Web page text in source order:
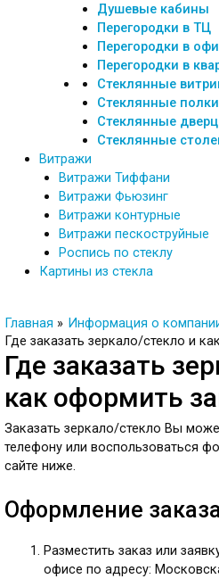
Душевые кабины
Перегородки в ТЦ
Перегородки в
Перегородки в
Стеклянные
Стеклянные полки
Стеклянные
Стеклянные
Витражи
Витражи Тиффани
Витражи Фьюзинг
Витражи контурные
Витражи пескоструйные
Роспись по стеклу
Картины из стекла
Главная
Информация о
Где заказать зеркало/стекло и
Где заказать
как оформить
Заказать зеркало/стекло Вы
телефону или воспользоваться
сайте ниже.
Оформление
Разместить заказ или
офисе по адресу: